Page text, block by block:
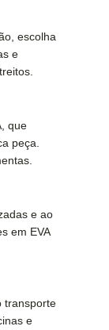
escolha
e
que
peça.
e ao
em EVA
transporte
e